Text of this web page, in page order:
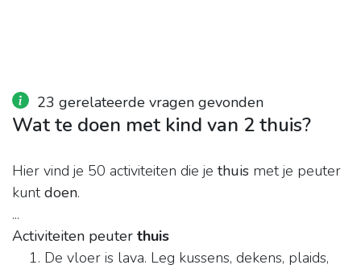
23 gerelateerde vragen gevonden
Wat te doen met kind van 2 thuis?
Hier vind je 50 activiteiten die je thuis met je peuter
kuntdoen.
...
Activiteiten peuter thuis
De vloer is lava. Leg kussens, dekens, plaids,